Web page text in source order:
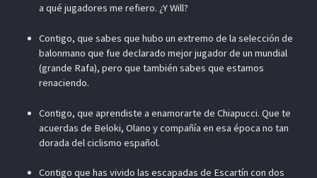
a qué jugadores me refiero. ¿Y Will?
Contigo, que sabes que hubo un extremo de la selección de
balonmano que fue declarado mejor jugador de un mundial
(grande Rafa), pero que también sabes que estamos
renaciendo.
Contigo, que aprendiste a enamorarte de Chiapucci. Que te
acuerdas de Beloki, Olano y compañía en esa época no tan
dorada del ciclismo español.
Contigo que has vivido las escapadas de Escartín con dos